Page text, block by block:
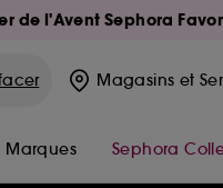
de l'Avent Sephora
Magasins et
Marques Sephora